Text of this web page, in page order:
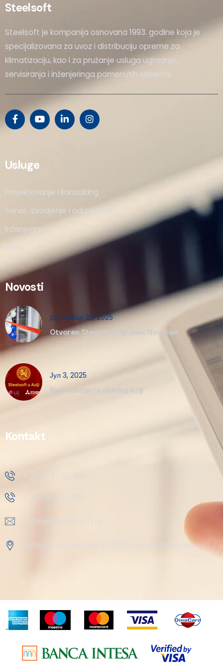
Steelsoft
Steelsoft je kompanija osnovana 1993. godine koja je
specijalizovana za uvoz i distribuciju opreme za
klimatizaciju, kao i za pružanje usluga ugradnje,
servisiranja i inženjeringa pomenutih sistema.
Usluge
Projektovanje i konsalting
Servis, izvodjenje i održavanje
Inženjering
Shop
Novosti
Децембар 23, 2025
Otvoren Steelsoft Ogranak Novi Sad
Јул 3, 2025
Naši inženjeri u dalekoj Aziji
Kontakt
+ 381 11 37 57 555
+ 381 18 41 51 230
prodaja@steelsoft.rs
Autoput za Novi Sad 71 11080, Zemun-Beograd